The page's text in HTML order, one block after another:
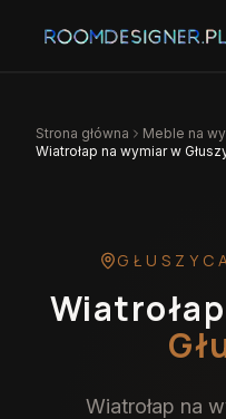
Strona główna Meble na
Wiatrołap na wymiar w
Wiatrołap na